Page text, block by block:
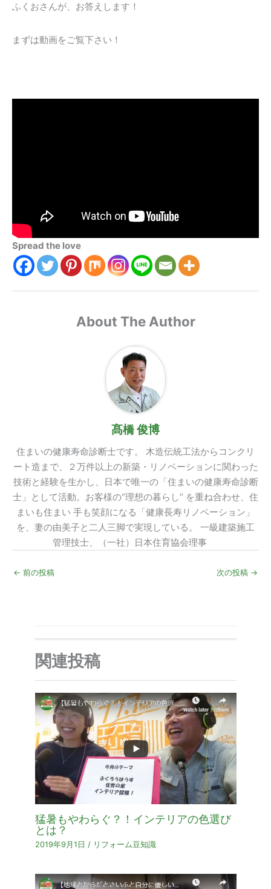
ふくおさんが、お答えします！
まずは動画をご覧下さい！
Spread the love
About The Author
髙橋 俊博
住まいの健康寿命診断士です。 木造伝統工法からコンクリ
ート造まで、２万件以上の新築・リノベーションに関わった
技術と経験を生かし、日本で唯一の「住まいの健康寿命診断
士」として活動。お客様の“理想の暮らし” を重ね合わせ、住
まいも住まい 手も笑顔になる「健康長寿リノベーション」
を、妻の由美子と二人三脚で実現している。 一級建築施工
管理技士、（一社）日本住育協会理事
← 前の投稿 次の投稿 →
関連投稿
猛暑もやわらぐ？！インテリアの色選び
とは？
2019年9月1日 / リフォーム豆知識